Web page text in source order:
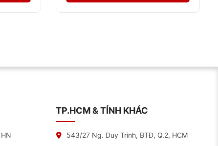
và độ ồn bên ngoài (Noise Level). Nhờ đó,
đáp ứng tốt yêu cầu của các dòng xe SUV cao
TP.HCM & TỈNH KHÁC
543/27 Ng. Duy Trinh, BTĐ, Q.2, HCM